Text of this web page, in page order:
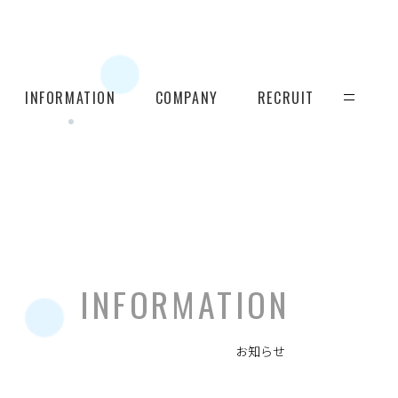
INFORMATION COMPANY RECRUIT
INFORMATION
お知らせ